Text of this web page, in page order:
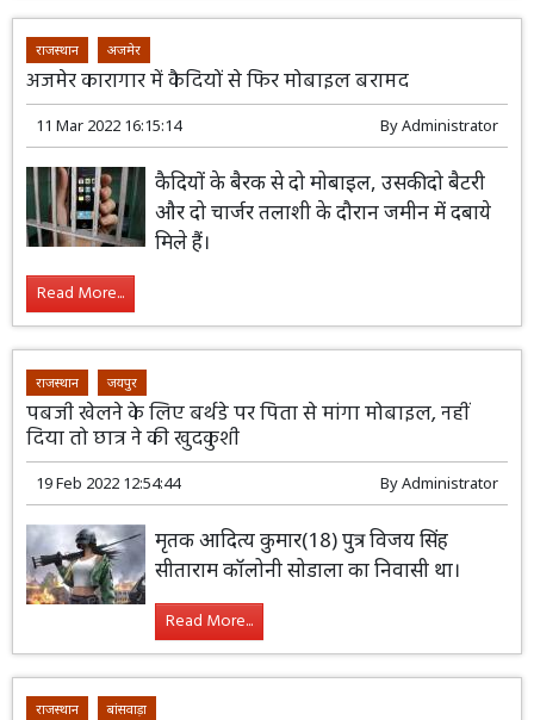
राजस्थान अजमेर
अजमेर कारागार में कैदियों से फिर मोबाइल बरामद
11 Mar 2022 16:15:14 ByAdministrator
कैदियों के बैरक से दो मोबाइल, उसकी दो बैटरी
और दो चार्जर तलाशी के दौरान जमीन में दबाये
मिले हैं।
Read More...
राजस्थान जयपुर
पबजी खेलने के लिए बर्थडे पर पिता से मांगा मोबाइल, नहीं
दिया तो छात्र ने की खुदकुशी
19 Feb 2022 12:54:44 ByAdministrator
मृतक आदित्य कुमार(18) पुत्र विजय सिंह
सीताराम कॉलोनी सोडाला का निवासी था।
Read More...
राजस्थान बांसवाड़ा